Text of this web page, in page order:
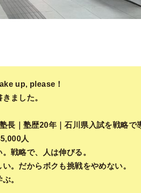
up, please！
ました。
長｜塾歴20年｜石川県入試を戦略で
人
戦略で、人は伸びる。
。だからボクも挑戦をやめない。
。